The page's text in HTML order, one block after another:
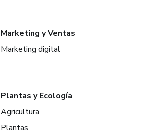
Marketing y Ventas
Marketing digital
Plantas y Ecología
Agricultura
Plantas